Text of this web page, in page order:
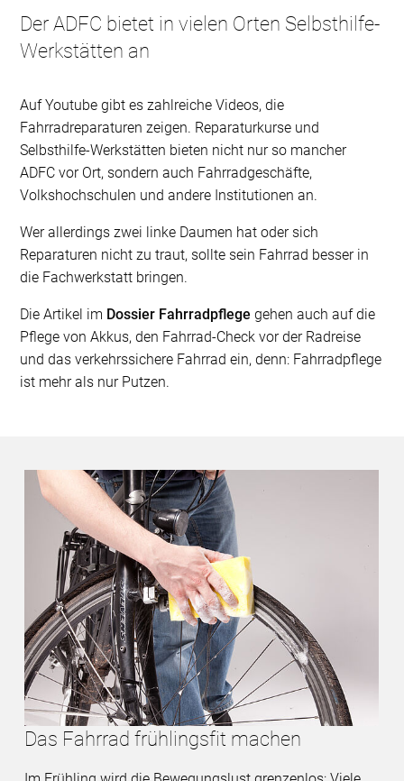
Der ADFC bietet in vielen Orten Selbsthilfe-
Werkstätten an
Auf Youtube gibt es zahlreiche Videos, die
Fahrradreparaturen zeigen. Reparaturkurse und
Selbsthilfe-Werkstätten bieten nicht nur so mancher
ADFC vor Ort, sondern auch Fahrradgeschäfte,
Volkshochschulen und andere Institutionen an.
Wer allerdings zwei linke Daumen hat oder sich
Reparaturen nicht zu traut, sollte sein Fahrrad besser in
die Fachwerkstatt bringen.
Die Artikel im Dossier Fahrradpflege gehen auch auf die
Pflege von Akkus, den Fahrrad-Check vor der Radreise
und das verkehrssichere Fahrrad ein, denn: Fahrradpflege
ist mehr als nur Putzen.
Das Fahrrad frühlingsfit machen